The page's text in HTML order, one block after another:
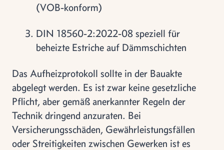
(VOB-konform)
DIN 18560-2:2022-08 speziell für
beheizte Estriche auf Dämmschichten
Das Aufheizprotokoll sollte in der Bauakte
abgelegt werden. Es ist zwar keine gesetzliche
Pflicht, aber gemäß anerkannter Regeln der
Technik dringend anzuraten. Bei
Versicherungsschäden, Gewährleistungsfällen
oder Streitigkeiten zwischen Gewerken ist es